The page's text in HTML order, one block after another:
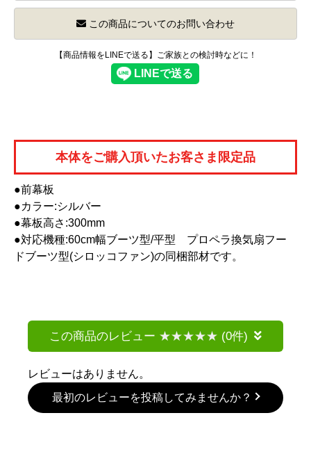
この商品についてのお問い合わせ
【商品情報をLINEで送る】ご家族との検討時などに！
本体をご購入頂いたお客さま限定品
●前幕板
●カラー:シルバー
●幕板高さ:300mm
●対応機種:60cm幅ブーツ型/平型 プロペラ換気扇フー
ドブーツ型(シロッコファン)の同梱部材です。
この商品のレビュー (0件)
レビューはありません。
最初のレビューを投稿してみませんか？